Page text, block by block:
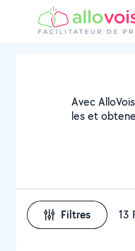
Avec
les et
Filtres 13